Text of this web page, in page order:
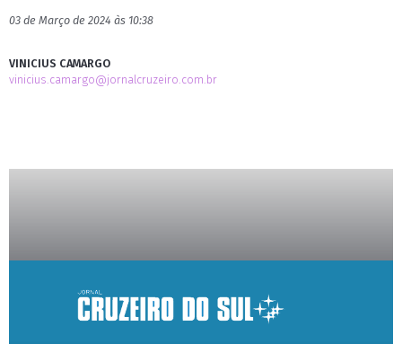
03 de Março de 2024 às 10:38
VINICIUS CAMARGO
vinicius.camargo@jornalcruzeiro.com.br